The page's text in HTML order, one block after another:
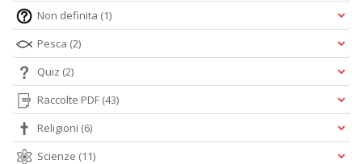
Non definita (1)
Pesca (2)
Quiz (2)
Raccolte PDF (43)
Religioni (6)
Scienze (11)